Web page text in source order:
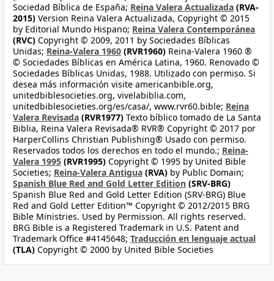
Sociedad Bíblica de España; Reina Valera Actualizada (RVA-
2015) Version Reina Valera Actualizada, Copyright © 2015
by Editorial Mundo Hispano; Reina Valera Contemporánea
(RVC) Copyright © 2009, 2011 by Sociedades Bíblicas
Unidas; Reina-Valera 1960 (RVR1960) Reina-Valera 1960 ®
© Sociedades Bíblicas en América Latina, 1960. Renovado ©
Sociedades Bíblicas Unidas, 1988. Utilizado con permiso. Si
desea más información visite americanbible.org,
unitedbiblesocieties.org, vivelabiblia.com,
unitedbiblesocieties.org/es/casa/, www.rvr60.bible; Reina
Valera Revisada (RVR1977) Texto bíblico tomado de La Santa
Biblia, Reina Valera Revisada® RVR® Copyright © 2017 por
HarperCollins Christian Publishing® Usado con permiso.
Reservados todos los derechos en todo el mundo.; Reina-
Valera 1995 (RVR1995) Copyright © 1995 by United Bible
Societies; Reina-Valera Antigua (RVA) by Public Domain;
Spanish Blue Red and Gold Letter Edition (SRV-BRG)
Spanish Blue Red and Gold Letter Edition (SRV-BRG) Blue
Red and Gold Letter Edition™ Copyright © 2012/2015 BRG
Bible Ministries. Used by Permission. All rights reserved.
BRG Bible is a Registered Trademark in U.S. Patent and
Trademark Office #4145648; Traducción en lenguaje actual
(TLA) Copyright © 2000 by United Bible Societies